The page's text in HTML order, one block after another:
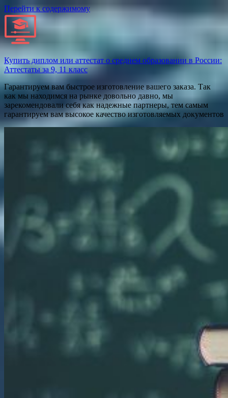
Перейти к содержимому
Купить диплом или аттестат о среднем образовании в России:
Аттестаты за 9, 11 класс
Гарантируем вам быстрое изготовление вашего заказа. Так
как мы находимся на рынке довольно давно, мы
зарекомендовали себя как надежные партнеры, тем самым
гарантируем вам высокое качество изготовляемых документов